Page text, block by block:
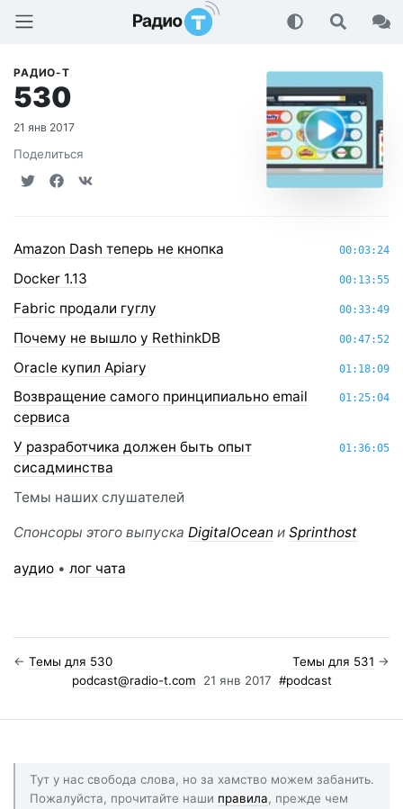
Радио-Т Подкаст
РАДИО-Т
530
21 янв 2017
Поделиться
00:03:24
Amazon Dash теперь не кнопка
00:13:55
Docker 1.13
00:33:49
Fabric продали гуглу
00:47:52
Почему не вышло у RethinkDB
01:18:09
Oracle купил Apiary
01:25:04
Возвращение самого принципиально email
сервиса
01:36:05
У разработчика должен быть опыт
сисадминства
Темы наших слушателей
Спонсоры этого выпуска DigitalOcean и Sprinthost
аудио • лог чата
← Темы для 530 Темы для 531 →
podcast@radio-t.com
21 янв 2017 #podcast
Тут у нас свобода слова, но за хамство можем забанить.
Пожалуйста, прочитайте наши правила, прежде чем